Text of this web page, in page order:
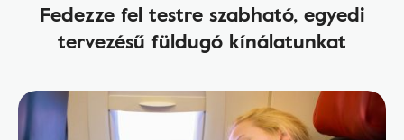
Fedezze fel testre szabható, egyedi
tervezésű füldugó kínálatunkat